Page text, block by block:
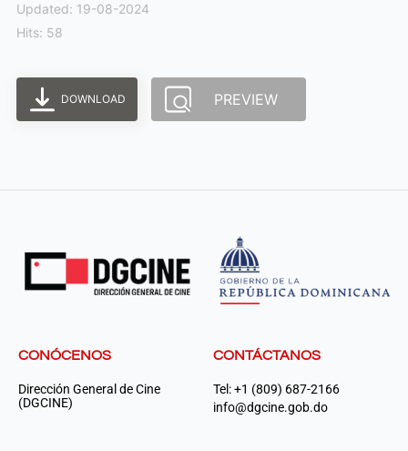
Updated: 19-08-2024
Hits: 58
DOWNLOAD PREVIEW
CONÓCENOS
Dirección General de Cine
(DGCINE)
CONTÁCTANOS
Tel: +1 (809) 687-2166
info@dgcine.gob.do